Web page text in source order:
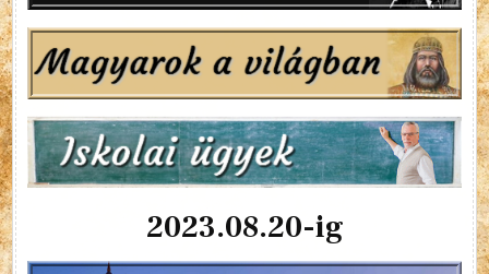
2023.08.20-ig